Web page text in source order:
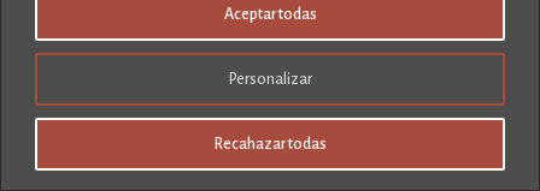
Personalizar
Recahazar todas
Aceptar todas
2010
Apuesta por la modernización
TREN